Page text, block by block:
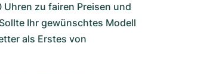
zu fairen Preisen und
Ihr gewünschtes Modell
als Erstes von